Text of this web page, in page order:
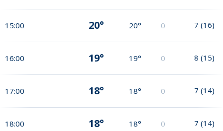
15:00 20° 20° 0 7 (16)
16:00 19° 19° 0 8 (15)
17:00 18° 18° 0 7 (14)
18:00 18° 18° 0 7 (14)